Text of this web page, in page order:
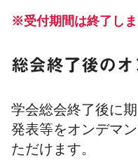
※受付期間は終了しま
総会終了後の
学会総会終了後に
発表等をオンデマ
ただけます。